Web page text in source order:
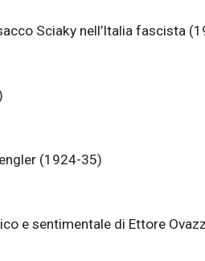
Sciaky nell’Italia fascista
(1924-35)
e sentimentale di Ettore